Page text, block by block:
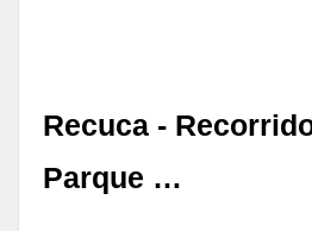
Recuca -
Parque …